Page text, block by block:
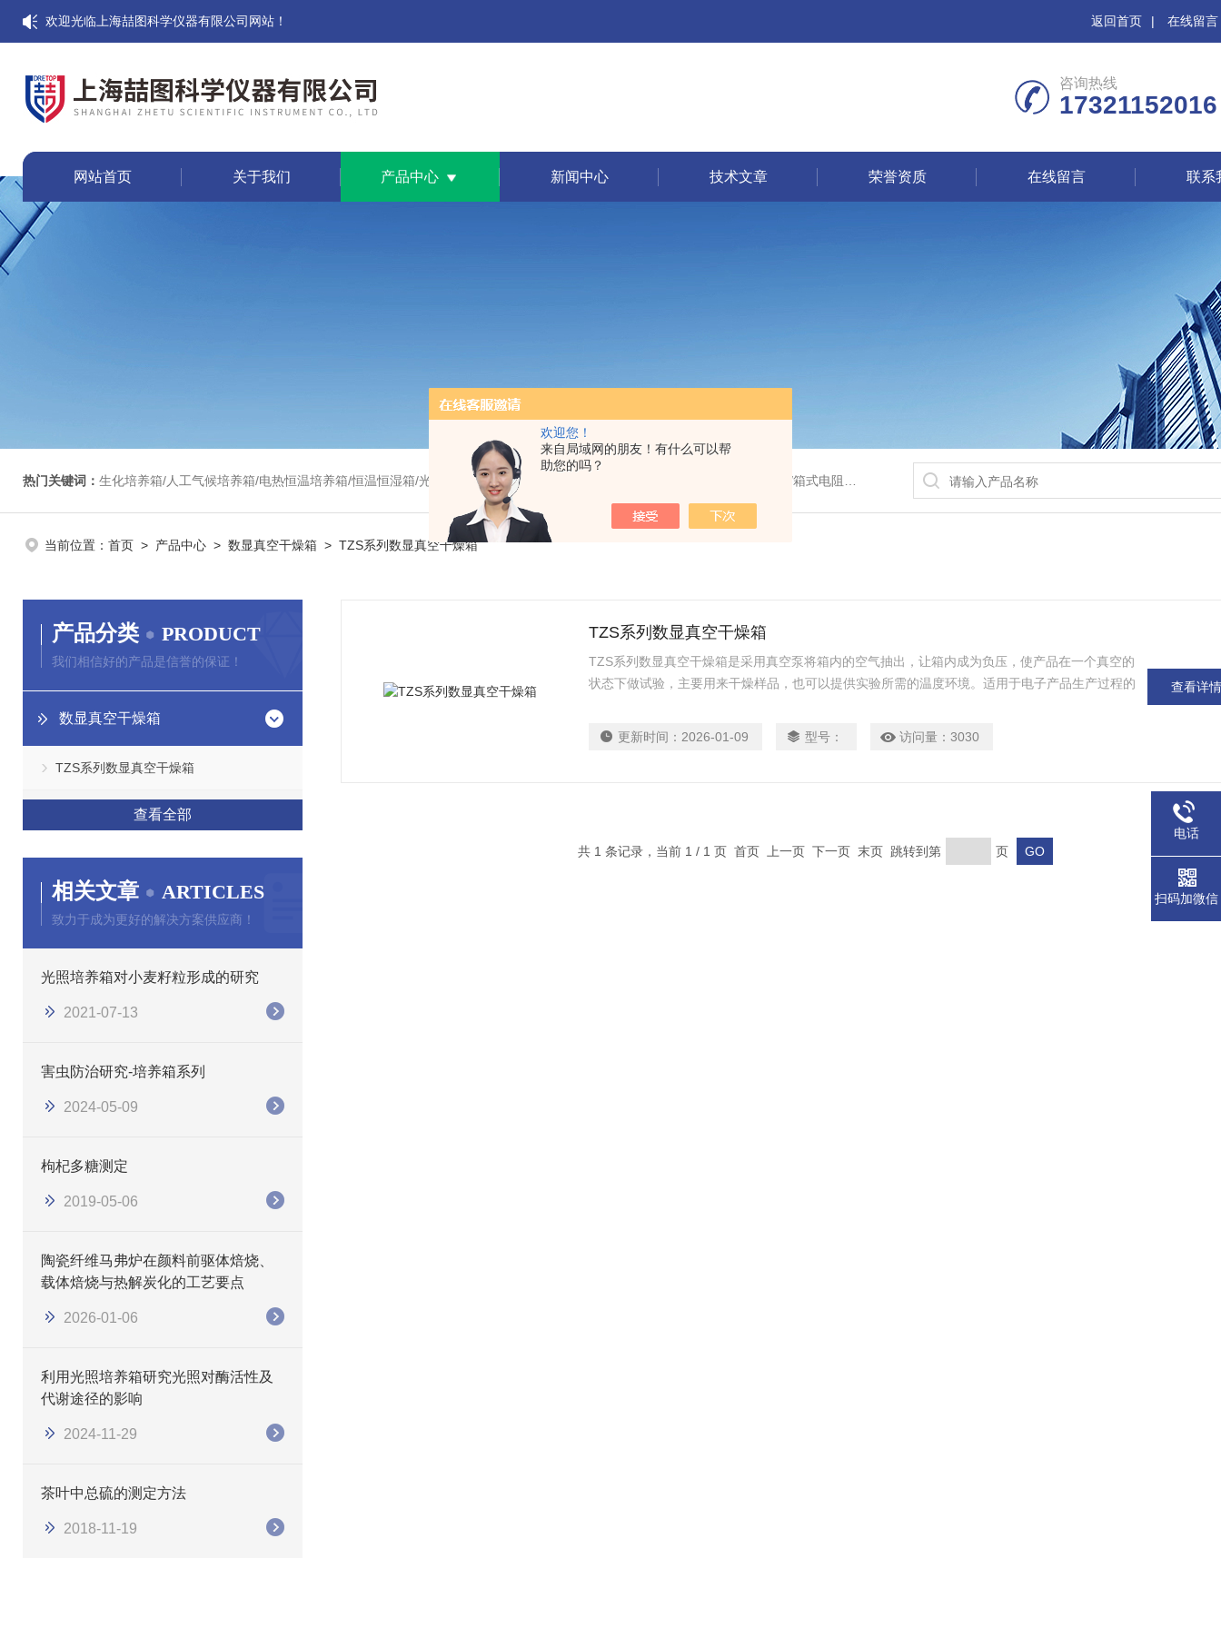
欢迎您！
来自局域网的朋友！有什么可以帮
助您的吗？
欢迎光临上海喆图科学仪器有限公司网站！ 返回首页 | 在线留言
咨询热线
17321152016
网站首页 关于我们 产品中心 新闻中心 技术文章 荣誉资质 在线留言 联系
热门关键词： 生化培养箱/人工气候培养箱/电热恒温培养箱/恒温恒湿箱/光照培养箱/二氧化碳培养箱等/恒温干燥箱/真空干燥箱/高温烘箱等/箱式电阻炉/陶瓷纤维马弗炉/高温马弗炉/管式炉/气氛炉/试验箱/摇床/振荡器/水槽/水浴锅等
当前位置： 首页 > 产品中心 > 数显真空干燥箱 > TZS系列数显真空干燥箱
产品分类 PRODUCT
我们相信好的产品是信誉的保证！
数显真空干燥箱
TZS系列数显真空干燥箱
查看全部
相关文章 ARTICLES
致力于成为更好的解决方案供应商！
光照培养箱对小麦籽粒形成的研究
2021-07-13
害虫防治研究-培养箱系列
2024-05-09
枸杞多糖测定
2019-05-06
陶瓷纤维马弗炉在颜料前驱体焙烧、
载体焙烧与热解炭化的工艺要点
2026-01-06
利用光照培养箱研究光照对酶活性及
代谢途径的影响
2024-11-29
茶叶中总硫的测定方法
2018-11-19
TZS系列数显真空干燥箱
TZS系列数显真空干燥箱是采用真空泵将箱内的空气抽出，让箱内成为负压，使产品在一个真空的
状态下做试验，主要用来干燥样品，也可以提供实验所需的温度环境。适用于电子产品生产过程的
更新时间： 2026-01-09 型号： 访问量： 3030
查看详情
共 1 条记录，当前 1 / 1 页 首页 上一页 下一页 末页 跳转到第 页
电话
扫码加微信